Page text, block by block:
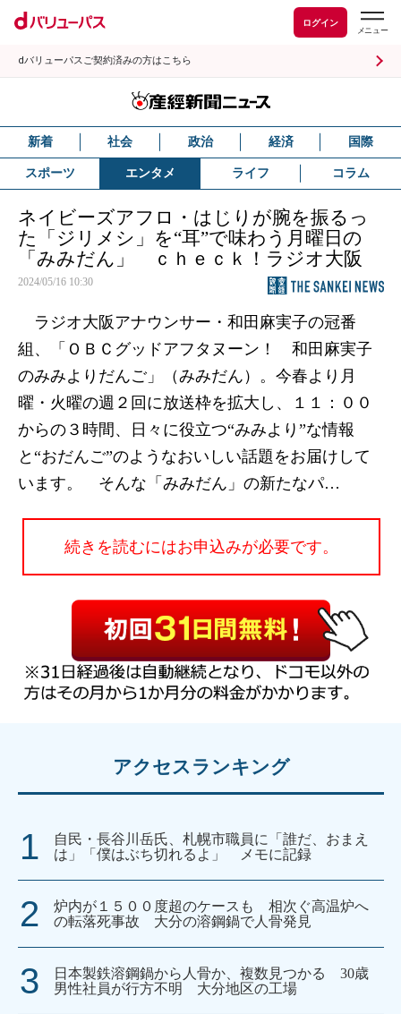
ログイン
dバリューパスご契約済みの方はこちら
新着 社会 政治 経済 国際
スポーツ エンタメ ライフ コラム
ネイビーズアフロ・はじりが腕を振るっ
た「ジリメシ」を“耳”で味わう月曜日の
「みみだん」 ｃｈｅｃｋ！ラジオ大阪
2024/05/16 10:30
ラジオ大阪アナウンサー・和田麻実子の冠番
組、「ＯＢＣグッドアフタヌーン！ 和田麻実子
のみみよりだんご」（みみだん）。今春より月
曜・火曜の週２回に放送枠を拡大し、１１：００
からの３時間、日々に役立つ“みみより”な情報
と“おだんご”のようなおいしい話題をお届けして
います。 そんな「みみだん」の新たなパ…
続きを読むにはお申込みが必要です。
アクセスランキング
自民・長谷川岳氏、札幌市職員に「誰だ、おまえ
は」「僕はぶち切れるよ」 メモに記録
炉内が１５００度超のケースも 相次ぐ高温炉へ
の転落死事故 大分の溶鋼鍋で人骨発見
日本製鉄溶鋼鍋から人骨か、複数見つかる 30歳
男性社員が行方不明 大分地区の工場